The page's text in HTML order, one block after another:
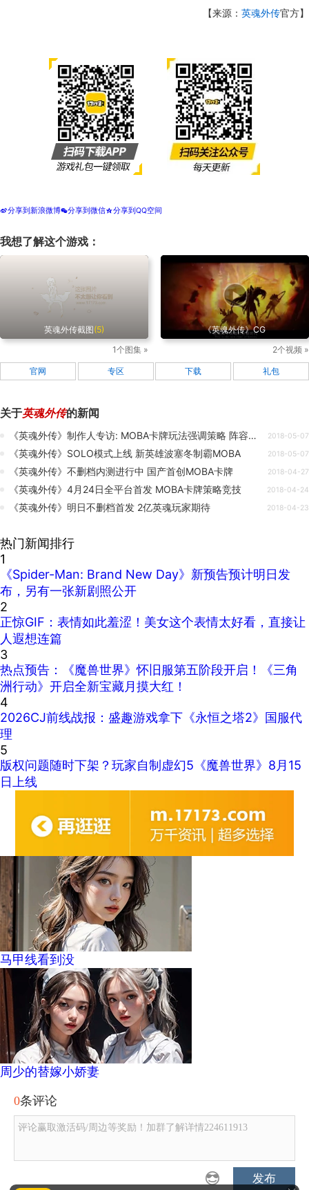
【来源： 英魂外传官方】
t分享到新浪微博w分享到微信z分享到QQ空间
我想了解这个游戏：
英魂外传截图(5)
1个图集 »
《英魂外传》CG
2个视频 »
官网 专区 下载 礼包
关于英魂外传的新闻
《英魂外传》制作人专访: MOBA卡牌玩法强调策略 阵容不存在绝对碾压 2018-05-07
《英魂外传》SOLO模式上线 新英雄波塞冬制霸MOBA 2018-05-07
《英魂外传》不删档内测进行中 国产首创MOBA卡牌 2018-04-27
《英魂外传》4月24日全平台首发 MOBA卡牌策略竞技 2018-04-24
《英魂外传》明日不删档首发 2亿英魂玩家期待 2018-04-23
热门新闻排行
1
《Spider-Man: Brand New Day》新预告预计明日发
布，另有一张新剧照公开
2
正惊GIF：表情如此羞涩！美女这个表情太好看，直接让
人遐想连篇
3
热点预告：《魔兽世界》怀旧服第五阶段开启！《三角
洲行动》开启全新宝藏月摸大红！
4
2026CJ前线战报：盛趣游戏拿下《永恒之塔2》国服代
理
5
版权问题随时下架？玩家自制虚幻5《魔兽世界》8月15
日上线
马甲线看到没
周少的替嫁小娇妻
0条评论
评论赢取激活码/周边等奖励！加群了解详情224611913
发布